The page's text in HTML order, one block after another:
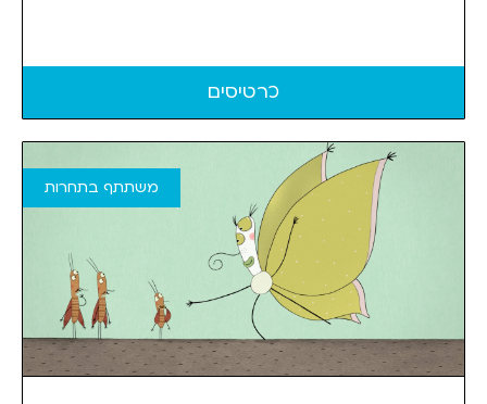
כרטיסים
משתתף בתחרות